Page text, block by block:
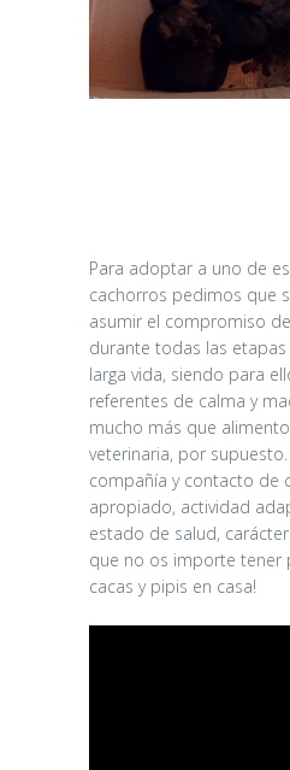
Para adoptar a uno de
cachorros pedimos que
asumir el compromiso
durante todas las
larga vida, siendo para
referentes de calma y
mucho más que
veterinaria, por
compañía y contacto de
apropiado, actividad
estado de salud,
que no os importe tener
cacas y pipis en casa!